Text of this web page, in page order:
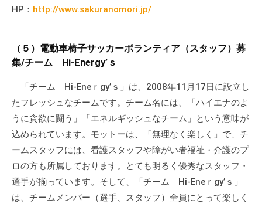
HP： http://www.sakuranomori.jp/
（５）電動車椅子サッカーボランティア（スタッフ）募
集/チーム Hi-Energy’ｓ
「チーム Hi-Eneｒgy’ｓ」は、2008年11月17日に設立し
たフレッシュなチームです。チーム名には、「ハイエナのよ
うに貪欲に闘う」「エネルギッシュなチーム」という意味が
込められています。モットーは、「無理なく楽しく」で、チ
ームスタッフには、看護スタッフや障がい者福祉・介護のプ
ロの方も所属しております。とても明るく優秀なスタッフ・
選手が揃っています。そして、「チーム Hi-Eneｒgy’ｓ」
は、チームメンバー（選手、スタッフ）全員にとって楽しく